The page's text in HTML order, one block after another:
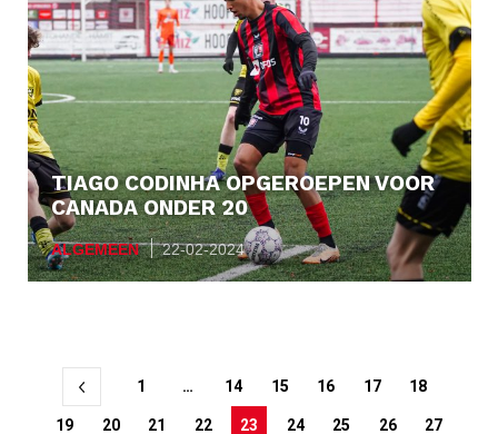
TIAGO CODINHA OPGEROEPEN VOOR
CANADA ONDER 20
ALGEMEEN 22-02-2024
Berichtnavigatie
1 … 14 15 16 17 18
19 20 21 22 23 24 25 26 27